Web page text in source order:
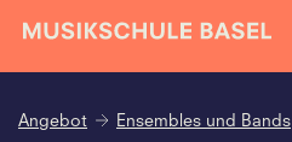
Angebot Ensembles und Bands